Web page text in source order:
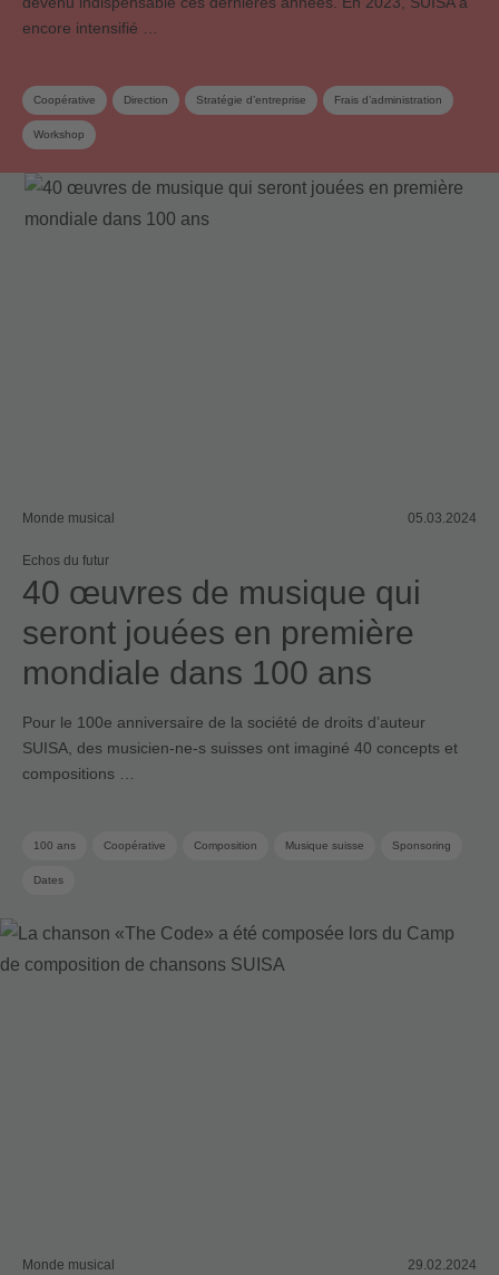
encore intensifié …
Coopérative Direction Stratégie d’entreprise Frais d’administration
Workshop
Monde musical 05.03.2024
Echos du futur
40 œuvres de musique qui
seront jouées en première
mondiale dans 100 ans
Pour le 100e anniversaire de la société de droits dʼauteur
SUISA, des musicien-ne-s suisses ont imaginé 40 concepts et
compositions …
100 ans Coopérative Composition Musique suisse Sponsoring
Dates
Monde musical 29.02.2024